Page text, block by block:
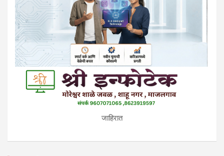
जाहिरात